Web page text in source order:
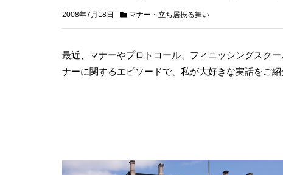
2008年7月18日 マナー・立ち居振る舞い
最近、マナーやプロトコール、フィニッシングスク
ナーに関するエピソードで、私が大好きな実話をご紹